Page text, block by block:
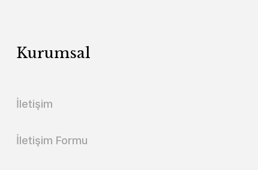
Kurumsal
İletişim
İletişim Formu